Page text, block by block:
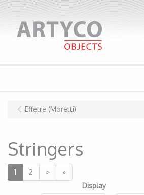
Effetre (Moretti)
Stringers
1 2 >
»
Display